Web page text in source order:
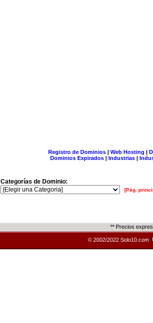
Registro de Dominios| Web Hosting |
Dominios Expirados | Industrias |
Categorías de Dominio:
[Pág.
** Precios
© 2002/2022 Solo10.com